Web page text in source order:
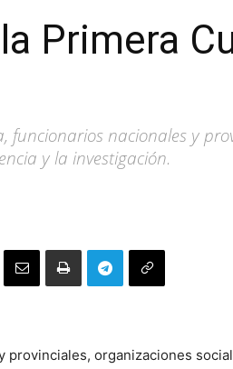
Primera
funcionarios nacionales y
y la investigación.
provinciales, organizaciones